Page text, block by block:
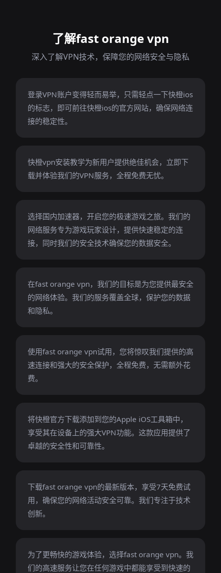
了解fast orange vpn
深入了解VPN技术，保障您的网络安全与隐私
登录VPN账户变得轻而易举，只需轻点一下快橙ios
的标志，即可前往快橙ios的官方网站，确保网络连
接的稳定性。
快橙vpn安装教学为新用户提供绝佳机会，立即下
载并体验我们的VPN服务，全程免费无忧。
选择国内加速器，开启您的极速游戏之旅。我们的
网络服务专为游戏玩家设计，提供快速稳定的连
接，同时我们的安全技术确保您的数据安全。
在fast orange vpn，我们的目标是为您提供最安全
的网络体验。我们的服务覆盖全球，保护您的数据
和隐私。
使用fast orange vpn试用，您将惊叹我们提供的高
速连接和强大的安全保护，全程免费，无需额外花
费。
将快橙官方下载添加到您的Apple iOS工具箱中，
享受其在设备上的强大VPN功能。这款应用提供了
卓越的安全性和可靠性。
下载fast orange vpn的最新版本，享受7天免费试
用，确保您的网络活动安全可靠。我们专注于技术
创新。
为了更畅快的游戏体验，选择fast orange vpn。我
们的高速服务让您在任何游戏中都能享受到快速的